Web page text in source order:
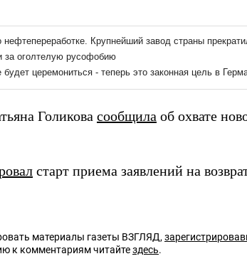
Голикова сообщила об охвате
старт приема заявлений на
материалы газеты ВЗГЛЯД,
к комментариям читайтездесь.